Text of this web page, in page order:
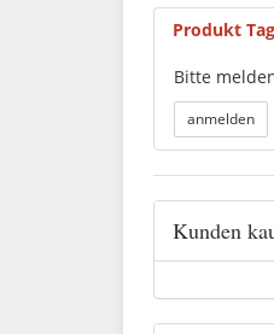
Produkt
Bitte
Kunden